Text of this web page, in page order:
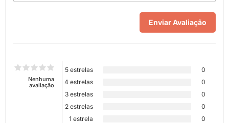
Nenhuma
avaliação
5 estrelas
0
4 estrelas
0
3 estrelas
0
2 estrelas
0
1 estrela
0